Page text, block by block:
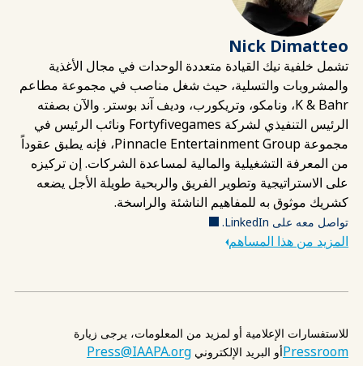
Nick Dimatteo
تشمل خلفية نيك القيادة متعددة الوحدات في مجال الأغذية
والمشروبات والتسلية، حيث شغل مناصب في مجموعة مطاعم
K & Bahr، ونامكو، وتريكورب، وديف آند بوستر. والآن بصفته
الرئيس التنفيذي لشركة Fortyfivegames ونائب الرئيس في
مجموعة Pinnacle Entertainment Group، فإنه يطبق عقوداً
من المعرفة التشغيلية والمالية لمساعدة الشركات. إن تركيزه
على الاستراتيجية وتطوير الفريق والربحية طويلة الأجل يضعه
كشريك موثوق به للمفاهيم الناشئة والراسخة.
تواصل معه على LinkedIn.
المزيد من هذا المساهم
للاستفسارات الإعلامية أو لمزيد من المعلومات، يرجى زيارة
Pressroomأو البريد الإلكتروني Press@IAAPA.org